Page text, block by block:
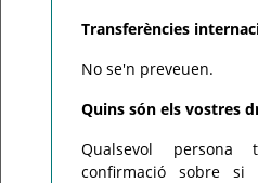
Transferències
No se'n preveuen.
Quins són els vostres
Qualsevol
confirmació sobre si